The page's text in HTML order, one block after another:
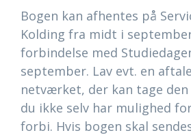
Bogen kan afhentes på
Kolding fra midt i
forbindelse med
september. Lav evt. en
netværket, der kan tage
du ikke selv har mulighed
forbi. Hvis bogen skal